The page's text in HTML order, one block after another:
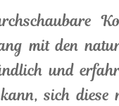
mit den
und
sich